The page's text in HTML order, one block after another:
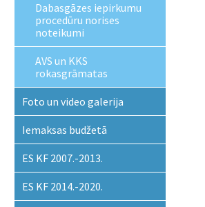
Dabasgāzes iepirkumu
procedūru norises
noteikumi
AVS un KKS
rokasgrāmatas
Foto un video galerija
Iemaksas budžetā
ES KF 2007.-2013.
ES KF 2014.-2020.